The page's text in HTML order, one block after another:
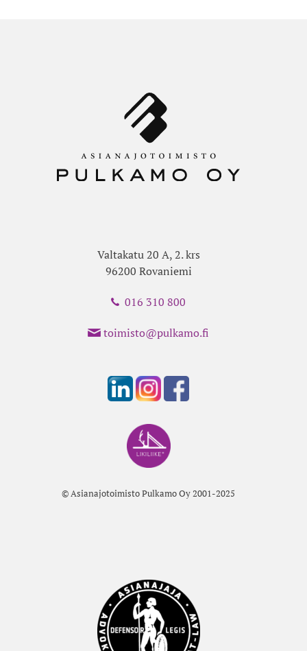
Valtakatu 20 A, 2. krs
96200 Rovaniemi
016 310 800
toimisto@pulkamo.fi
© Asianajotoimisto Pulkamo Oy 2001-2025